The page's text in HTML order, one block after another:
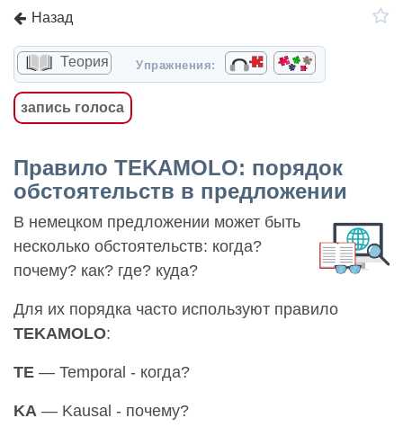
Назад
Теория Упражнения:
запись голоса
Правило TEKAMOLO: порядок
обстоятельств в предложении
В немецком предложении может быть
несколько обстоятельств: когда?
почему? как? где? куда?
Для их порядка часто используют правило
TEKAMOLO:
TE — Temporal - когда?
KA — Kausal - почему?